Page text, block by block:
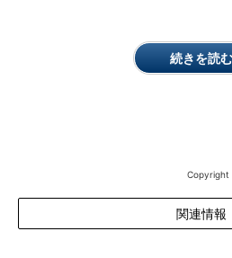
続きを読む
Copyright
関連情報